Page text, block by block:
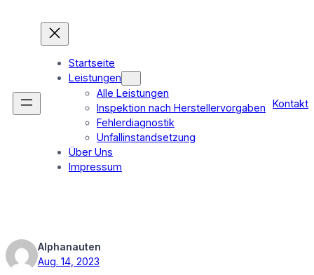
springen
Startseite
Leistungen
Alle Leistungen
Inspektion nach Herstellervorgaben
Fehlerdiagnostik
Unfallinstandsetzung
Über Uns
Impressum
Kontakt
Alphanauten
Aug. 14, 2023